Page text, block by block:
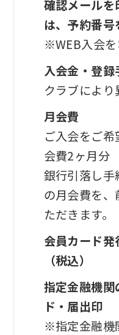
確認メール
は、予約番号
※WEB入会
入会金・登録
クラブにより
月会費
ご入会をご
会費2ヶ月分
銀行引落し
の月会費を
ただきます。
会員カード
（税込）
指定金融機
ド・届出印
※指定金融機